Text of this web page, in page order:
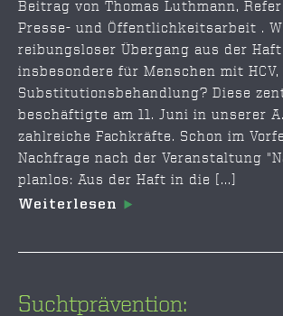
Beitrag von Thomas Luthmann,
Presse- und Öffentlichkeitsarbeit .
reibungsloser Übergang aus der Haft
insbesondere für Menschen mit HCV,
Substitutionsbehandlung? Diese
beschäftigte am 11. Juni in unserer
zahlreiche Fachkräfte. Schon im
Nachfrage nach der Veranstaltung
planlos: Aus der Haft in die [...]
Weiterlesen
Suchtprävention: